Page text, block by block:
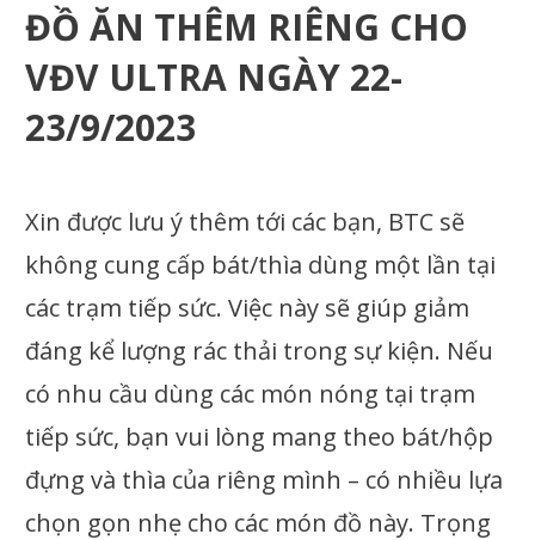
ĐỒ ĂN THÊM RIÊNG CHO
VĐV ULTRA NGÀY 22-
23/9/2023
Xin được lưu ý thêm tới các bạn, BTC sẽ
không cung cấp bát/thìa dùng một lần tại
các trạm tiếp sức. Việc này sẽ giúp giảm
đáng kể lượng rác thải trong sự kiện. Nếu
có nhu cầu dùng các món nóng tại trạm
tiếp sức, bạn vui lòng mang theo bát/hộp
đựng và thìa của riêng mình – có nhiều lựa
chọn gọn nhẹ cho các món đồ này. Trọng